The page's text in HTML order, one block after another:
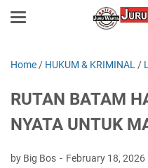
Home / HUKUM & KRIMINAL /
RUTAN BATAM
NYATA UNTUK
by Big Bos February 18, 2026